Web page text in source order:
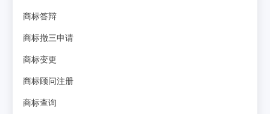
商标答辩
商标撤三申请
商标变更
商标顾问注册
商标查询